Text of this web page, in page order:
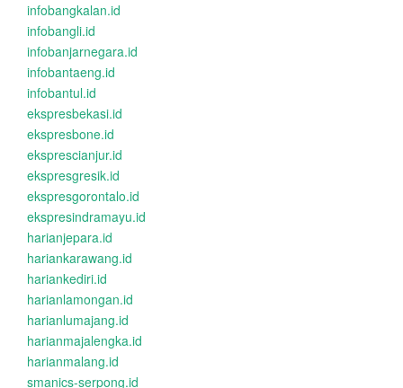
infobangkalan.id
infobangli.id
infobanjarnegara.id
infobantaeng.id
infobantul.id
ekspresbekasi.id
ekspresbone.id
eksprescianjur.id
ekspresgresik.id
ekspresgorontalo.id
ekspresindramayu.id
harianjepara.id
hariankarawang.id
hariankediri.id
harianlamongan.id
harianlumajang.id
harianmajalengka.id
harianmalang.id
smanics-serpong.id